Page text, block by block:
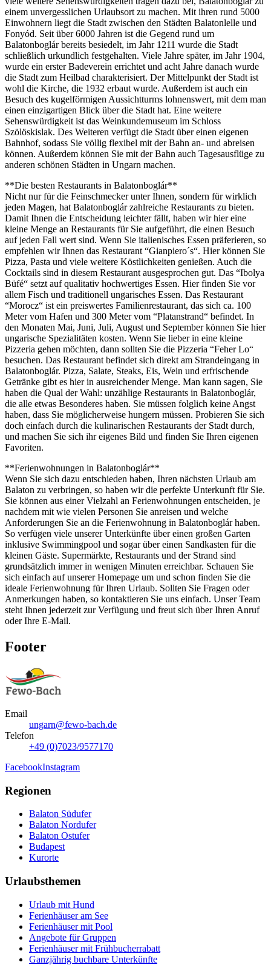
einem unvergesslichen Urlaubsort zu machen. Mit ihren rund 5000
Einwohnern liegt die Stadt zwischen den Städten Balatonlelle und
Fonyód. Seit über 6000 Jahren ist die Gegend rund um
Balatonboglár bereits besiedelt, im Jahr 1211 wurde die Stadt
schließlich urkundlich festgehalten. Viele Jahre später, im Jahr 1904,
wurde ein erster Badeverein errichtet und acht Jahre danach wurde
die Stadt zum Heilbad charakterisiert. Der Mittelpunkt der Stadt ist
wohl die Kirche, die 1932 erbaut wurde. Außerdem ist auch ein
Besuch des kugelförmigen Aussichtturms lohnenswert, mit dem man
einen einzigartigen Blick über die Stadt hat. Eine weitere
Sehenswürdigkeit ist das Weinkundemuseum im Schloss
Szölöskislak. Des Weiteren verfügt die Stadt über einen eigenen
Bahnhof, sodass Sie völlig flexibel mit der Bahn an- und abreisen
können. Außerdem können Sie mit der Bahn auch Tagesausflüge zu
anderen schönen Städten in Ungarn machen.
**Die besten Restaurants in Balatonboglár**
Nicht nur für die Feinschmecker unter Ihnen, sondern für wirklich
jeden Magen, hat Balatonboglár zahlreiche Restaurants zu bieten.
Damit Ihnen die Entscheidung leichter fällt, haben wir hier eine
kleine Menge an Restaurants für Sie aufgeführt, die einen Besuch
auf jeden Fall wert sind. Wenn Sie italienisches Essen präferieren, so
empfehlen wir Ihnen das Restaurant “Gianpiero´s“. Hier können Sie
Pizza, Pasta und viele weitere Köstlichkeiten genießen. Auch die
Cocktails sind in diesem Restaurant ausgesprochen gut. Das “Ibolya
Büfé“ setzt auf qualitativ hochwertiges Essen. Hier finden Sie vor
allem Fisch und traditionell ungarisches Essen. Das Restaurant
“Morocz“ ist ein preiswertes Familienrestaurant, das sich ca. 100
Meter vom Hafen und 300 Meter vom “Platanstrand“ befindet. In
den Monaten Mai, Juni, Juli, August und September können Sie hier
ungarische Spezialitäten kosten. Wenn Sie lieber in eine kleine
Pizzeria gehen möchten, dann sollten Sie die Pizzeria “Feher Lo“
besuchen. Das Restaurant befindet sich direkt am Strandeingang in
Balatonboglár. Pizza, Salate, Steaks, Eis, Wein und erfrischende
Getränke gibt es hier in ausreichender Menge. Man kann sagen, Sie
haben die Qual der Wahl: unzählige Restaurants in Balatonboglár,
die alle etwas Besonderes haben. Sie müssen folglich keine Angst
haben, dass Sie möglicherweise hungern müssen. Probieren Sie sich
doch einfach durch die kulinarischen Restaurants der Stadt durch,
und machen Sie sich ihr eigenes Bild und finden Sie Ihren eigenen
Favoriten.
**Ferienwohnungen in Balatonboglár**
Wenn Sie sich dazu entschieden haben, Ihren nächsten Urlaub am
Balaton zu verbringen, so haben wir die perfekte Unterkunft für Sie.
Sie können aus einer Vielzahl an Ferienwohnungen entscheiden, je
nachdem mit wie vielen Personen Sie anreisen und welche
Anforderungen Sie an die Ferienwohnung in Balatonboglár haben.
So verfügen viele unserer Unterkünfte über einen großen Garten
inklusive Swimmingpool und sogar über einen Sandkasten für die
kleinen Gäste. Supermärkte, Restaurants und der Strand sind
grundsätzlich immer in wenigen Minuten erreichbar. Schauen Sie
sich einfach auf unserer Homepage um und schon finden Sie die
ideale Ferienwohnung für Ihren Urlaub. Sollten Sie Fragen oder
Anmerkungen haben, so kontaktieren Sie uns einfach. Unser Team
steht Ihnen jederzeit zur Verfügung und freut sich über Ihren Anruf
oder Ihre E-Mail.
Footer
Email
ungarn@fewo-bach.de
Telefon
+49 (0)7023/9577170
FacebookInstagram
Regionen
Balaton Südufer
Balaton Nordufer
Balaton Ostufer
Budapest
Kurorte
Urlaubsthemen
Urlaub mit Hund
Ferienhäuser am See
Ferienhäuser mit Pool
Angebote für Gruppen
Ferienhäuser mit Frühbucherrabatt
Ganzjährig buchbare Unterkünfte